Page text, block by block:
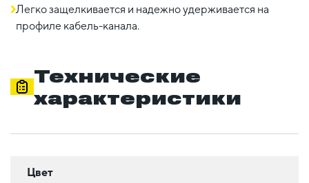
Легко защелкивается и надежно удерживается на
профиле кабель-канала.
Технические
характеристики
Цвет